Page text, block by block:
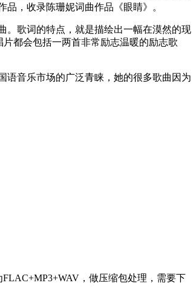
，收录陈珊妮词曲作品《眼睛》。
。歌词的特点，就是描绘出一幅在漠然的现
都会包括一两首非常励志温暖的励志歌
语音乐市场的广泛青睐，她的很多歌曲因为
，做压缩包处理，需要下